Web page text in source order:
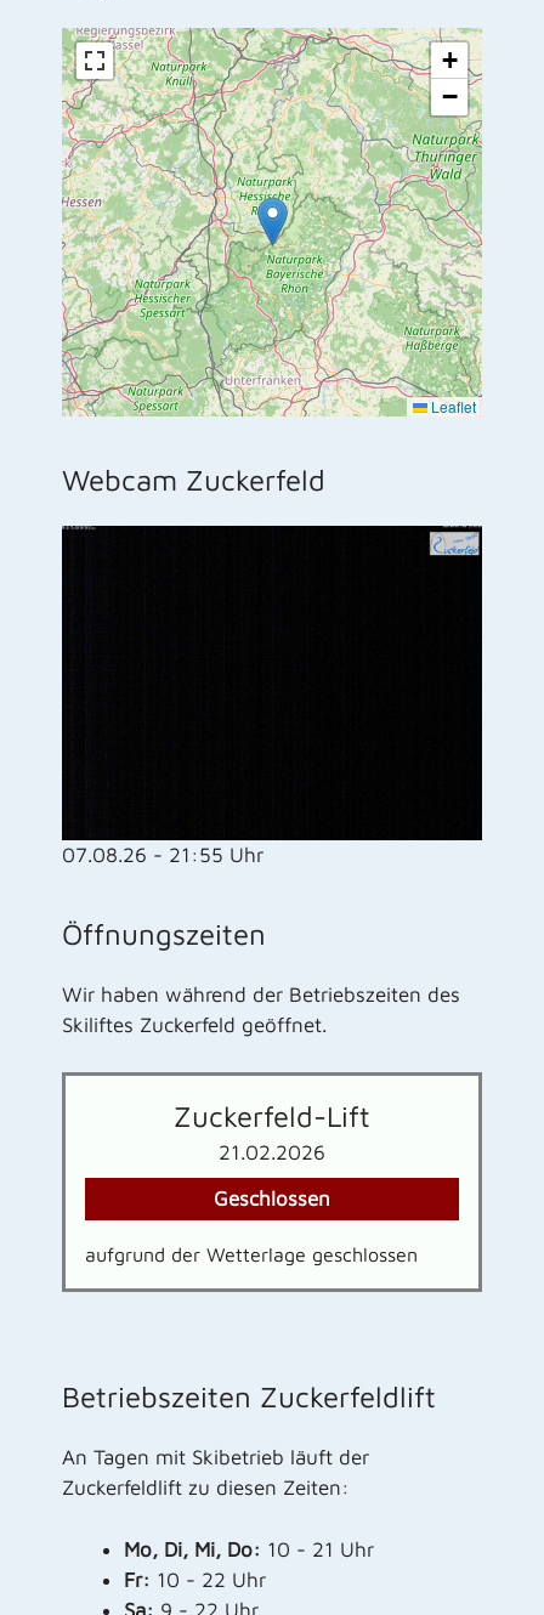
+
−
Leaflet
Webcam Zuckerfeld
07.08.26 - 21:55 Uhr
Öffnungszeiten
Wir haben während der Betriebszeiten des
Skiliftes Zuckerfeld geöffnet.
Zuckerfeld-Lift
21.02.2026
Geschlossen
aufgrund der Wetterlage geschlossen
Betriebszeiten Zuckerfeldlift
An Tagen mit Skibetrieb läuft der
Zuckerfeldlift zu diesen Zeiten:
Mo, Di, Mi, Do: 10 - 21 Uhr
Fr: 10 - 22 Uhr
Sa: 9 - 22 Uhr